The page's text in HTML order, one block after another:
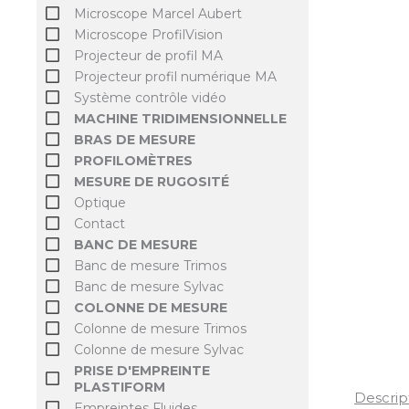
Microscope Marcel Aubert
Microscope ProfilVision
Projecteur de profil MA
Projecteur profil numérique MA
Système contrôle vidéo
MACHINE TRIDIMENSIONNELLE
BRAS DE MESURE
PROFILOMÈTRES
MESURE DE RUGOSITÉ
Optique
Contact
BANC DE MESURE
Banc de mesure Trimos
Banc de mesure Sylvac
COLONNE DE MESURE
Colonne de mesure Trimos
Colonne de mesure Sylvac
PRISE D'EMPREINTE
PLASTIFORM